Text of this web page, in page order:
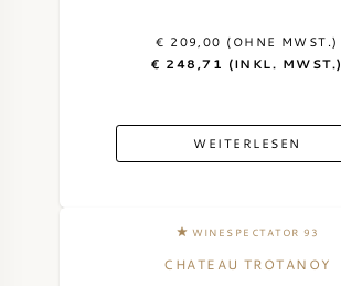
€ 209,00 (OHNE MWST.)
€ 248,71 (INKL. MWST.)
WEITERLESEN
WINESPECTATOR 93
CHATEAU TROTANOY